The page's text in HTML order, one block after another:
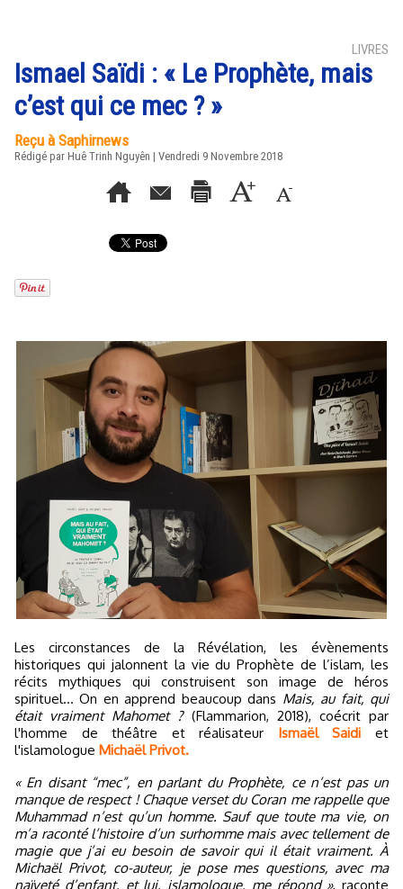
LIVRES
Ismael Saïdi : « Le Prophète, mais
c’est qui ce mec ? »
Reçu à Saphirnews
Rédigé par Huê Trinh Nguyên | Vendredi 9 Novembre 2018
Les circonstances de la Révélation, les évènements
historiques qui jalonnent la vie du Prophète de l’islam, les
récits mythiques qui construisent son image de héros
spirituel… On en apprend beaucoup dans Mais, au fait, qui
était vraiment Mahomet ?(Flammarion, 2018), coécrit par
l'homme de théâtre et réalisateur Ismaël Saidi et
l'islamologue Michaël Privot.
« En disant “mec”, en parlant du Prophète, ce n’est pas un
manque de respect ! Chaque verset du Coran me rappelle que
Muhammad n’est qu’un homme. Sauf que toute ma vie, on
m’a raconté l’histoire d’un surhomme mais avec tellement de
magie que j’ai eu besoin de savoir qui il était vraiment. À
Michaël Privot, co-auteur, je pose mes questions, avec ma
naïveté d’enfant, et lui, islamologue, me répond », raconte